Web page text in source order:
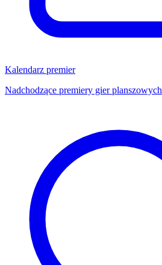
Kalendarz premier
Nadchodzące premiery gier planszowych